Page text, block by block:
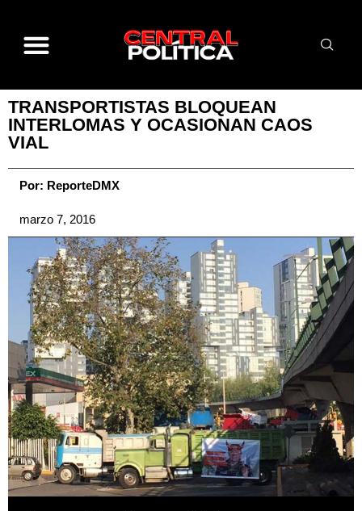
TRANSPORTISTAS BLOQUEAN
INTERLOMAS Y OCASIONAN CAOS
VIAL
Por: ReporteDMX
marzo 7, 2016